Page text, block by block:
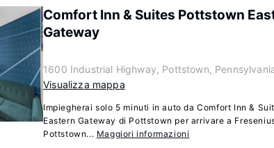
Comfort Inn & Suites Pottstown
Gateway
1600 Industrial Highway, Pottstown,
Visualizza mappa
Impiegherai solo 5 minuti in auto da Comfort Inn &
Eastern Gateway di Pottstown per arrivare a
Pottstown... Maggiori informazioni